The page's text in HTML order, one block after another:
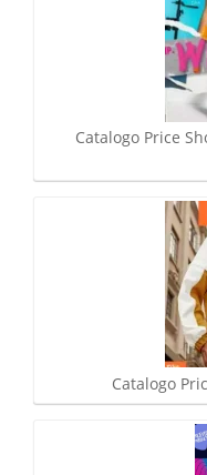
Catalogo Price
Catalogo